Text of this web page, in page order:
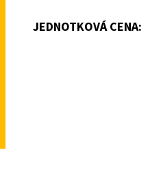
JEDNOTKOVÁ CENA: